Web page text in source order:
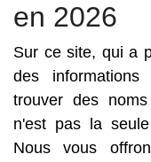
en 2026
Sur ce site, qui a
des
trouver des
n'est pas la
Nous vous